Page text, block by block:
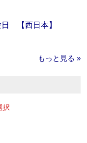
【西日本】
もっと見る »
択